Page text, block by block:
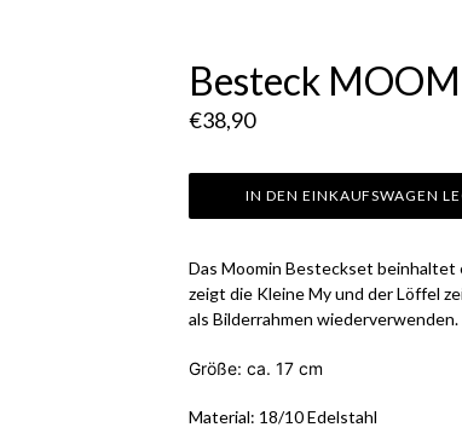
Besteck
Normaler
€38,90
IN DEN EINKAUFSWAGEN
Das Moomin Besteckset beinhaltet
zeigt die Kleine My und der Löffel
als Bilderrahmen wiederverwenden.
Größe: ca. 17 cm
Material: 18/10 Edelstahl